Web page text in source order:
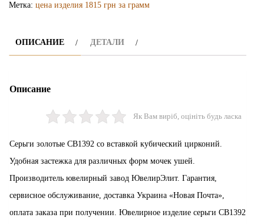
Метка: цена изделия 1815 грн за грамм
ОПИСАНИЕ ДЕТАЛИ
Описание
Як Вам виріб, оцініть будь ласка
Серьги золотые СВ1392 со вставкой кубический цирконий.
Удобная застежка для различных форм мочек ушей.
Производитель ювелирный завод ЮвелирЭлит. Гарантия,
сервисное обслуживание, доставка Украина «Новая Почта»,
оплата заказа при получении. Ювелирное изделие серьги СВ1392